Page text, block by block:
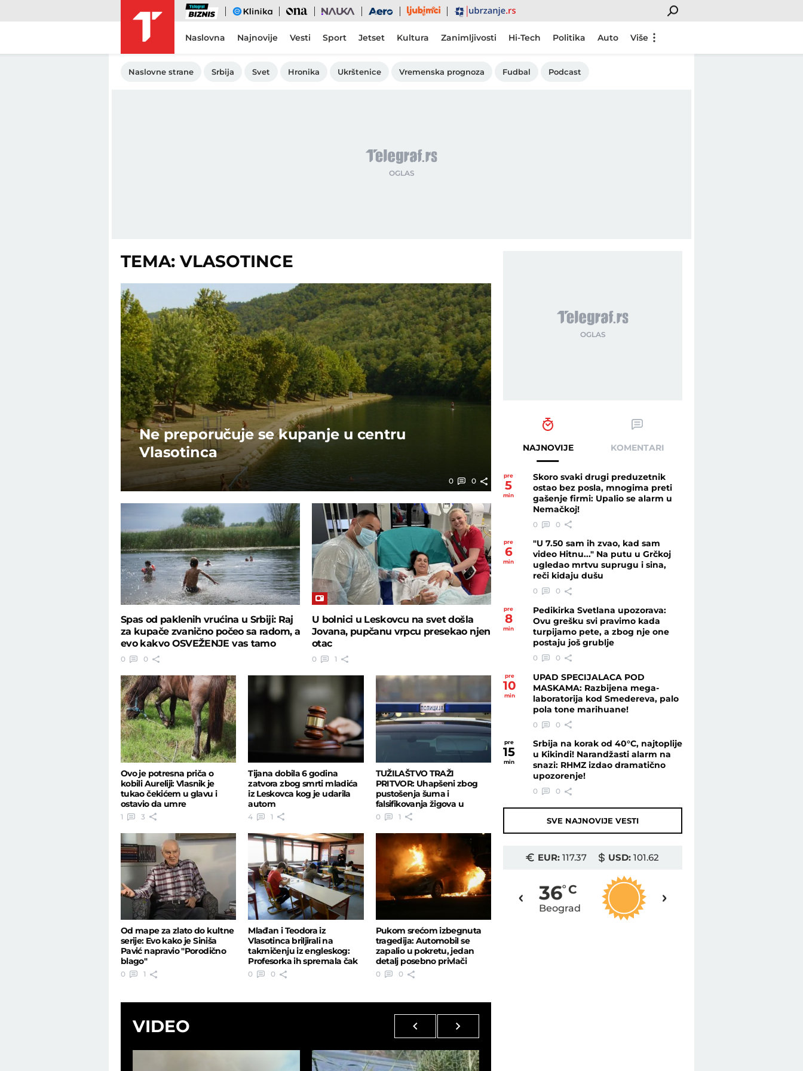
Biznis eKlinika Ona Nauka Aero Ljubimci Ubrzanje
Naslovna Najnovije Vesti Sport Jetset Kultura Zanimljivosti Hi-Tech Politika Auto Više
Naslovne strane Srbija Svet Hronika Ukrštenice Vremenska prognoza Fudbal Podcast
TEMA: VLASOTINCE
Ne preporučuje se kupanje u centru
Vlasotinca
0 0
Spas od paklenih vrućina u Srbiji: Raj
za kupače zvanično počeo sa radom, a
evo kakvo OSVEŽENJE vas tamo
čeka
0 0
U bolnici u Leskovcu na svet došla
Jovana, pupčanu vrpcu presekao njen
otac
0 1
Ovo je potresna priča o
kobili Aureliji: Vlasnik je
tukao čekićem u glavu i
ostavio da umre
1 3
Tijana dobila 6 godina
zatvora zbog smrti mladića
iz Leskovca kog je udarila
autom
4 1
TUŽILAŠTVO TRAŽI
PRITVOR: Uhapšeni zbog
pustošenja šuma i
falsifikovanja žigova u
Leskovcu
0 1
Od mape za zlato do kultne
serije: Evo kako je Siniša
Pavić napravio "Porodično
blago"
0 1
Mlađan i Teodora iz
Vlasotinca briljirali na
takmičenju iz engleskog:
Profesorka ih spremala čak
iz Amerike
0 0
Pukom srećom izbegnuta
tragedija: Automobil se
zapalio u pokretu, jedan
detalj posebno privlači
pažnju
0 0
NAJNOVIJE KOMENTARI
pre
5
min
Skoro svaki drugi preduzetnik
ostao bez posla, mnogima preti
gašenje firmi: Upalio se alarm u
Nemačkoj!
0 0
pre
6
min
"U 7.50 sam ih zvao, kad sam
video Hitnu..." Na putu u Grčkoj
ugledao mrtvu suprugu i sina,
reči kidaju dušu
0 0
pre
8
min
Pedikirka Svetlana upozorava:
Ovu grešku svi pravimo kada
turpijamo pete, a zbog nje one
postaju još grublje
0 0
pre
10
min
UPAD SPECIJALACA POD
MASKAMA: Razbijena mega-
laboratorija kod Smedereva, palo
pola tone marihuane!
0 0
pre
15
min
Srbija na korak od 40°C, najtoplije
u Kikindi! Narandžasti alarm na
snazi: RHMZ izdao dramatično
upozorenje!
0 0
SVE NAJNOVIJE VESTI
EUR:117.37 USD: 101.62
27 C 36o C
Beograd
VIDEO